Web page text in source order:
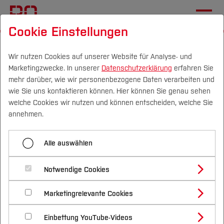
Campus Personen DE|EN Quicklinks
Studium
Studienangebote
Bachelorstudiengänge
Masterstudiengänge
Vor dem Studium
Bewerben & Einschreiben
Bewerbungsportal
Im Studium
Studienbüros und Prüfungen
Nach dem Studium
Forschung & Transfer
Profil
Forschungs- und Transferprofil
Schwerpunkte (FuT)
Beratung & Förderung
Nachhaltigkeit
Nachhaltigkeit studieren
International
(Wirtschafts-) Sprachen
Lehrkräfte für besondere Aufgaben
Cookie Einstellungen
Wir nutzen Cookies auf unserer Website für Analyse- und
Marketingzwecke. In unserer Datenschutzerklärung erfahren Sie
mehr darüber, wie wir personenbezogene Daten verarbeiten und
wie Sie uns kontaktieren können. Hier können Sie genau sehen
welche Cookies wir nutzen und können entscheiden, welche Sie
annehmen.
Alle auswählen
Notwendige Cookies
Marketingrelevante Cookies
Einbettung YouTube-Videos